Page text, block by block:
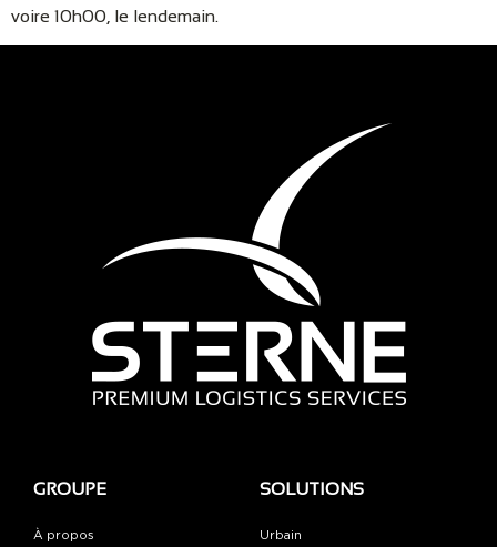
voire 10h00, le lendemain.
GROUPE
À propos
SOLUTIONS
Urbain